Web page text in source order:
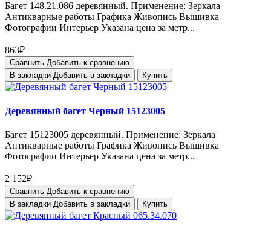
Багет 148.21.086 деревянный. Применение: Зеркала
Антикварные работы Графика Живопись Вышивка
Фотографии Интерьер Указана цена за метр...
863₽
Сравнить Добавить к сравнению
В закладки Добавить в закладки Купить
Деревянный багет Черный 15123005
Багет 15123005 деревянный. Применение: Зеркала
Антикварные работы Графика Живопись Вышивка
Фотографии Интерьер Указана цена за метр...
2 152₽
Сравнить Добавить к сравнению
В закладки Добавить в закладки Купить